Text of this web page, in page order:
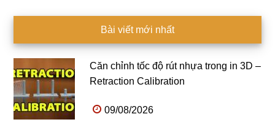
Bài viết mới nhất
Căn chỉnh tốc độ rút nhựa trong in 3D –
Retraction Calibration
09/08/2026